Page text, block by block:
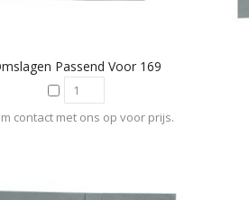
Passend Voor 169
contact met ons op voor prijs.